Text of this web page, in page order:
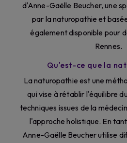
d'Anne-Gaëlle Beucher, une
par la naturopathie et
également disponible pour
Rennes.
Qu'est-ce que la
La naturopathie est une
qui vise à rétablir l'équilibre
techniques issues de la
l'approche holistique. En
Anne-Gaëlle Beucher utilise